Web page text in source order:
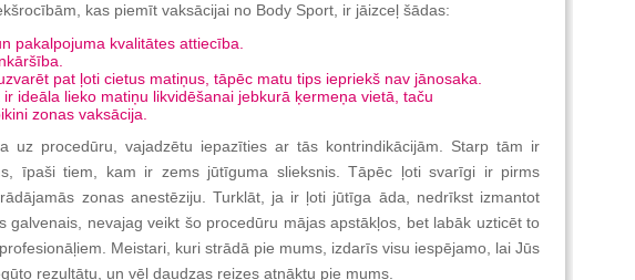
kas piemīt vaksācijai no Body Sport, ir jāizceļ šādas:
pakalpojuma kvalitātes attiecība.
pat ļoti cietus matiņus, tāpēc matu tips iepriekš nav jānosaka.
ideāla lieko matiņu likvidēšanai jebkurā ķermeņa vietā, taču
zonas vaksācija.
uz procedūru, vajadzētu iepazīties ar tās kontrindikācijām. Starp tām ir
īpaši tiem, kam ir zems jūtīguma slieksnis. Tāpēc ļoti svarīgi ir pirms
zonas anestēziju. Turklāt, ja ir ļoti jūtīga āda, nedrīkst izmantot
galvenais, nevajag veikt šo procedūru mājas apstākļos, bet labāk uzticēt to
Meistari, kuri strādā pie mums, izdarīs visu iespējamo, lai Jūs
rezultātu, un vēl daudzas reizes atnāktu pie mums.